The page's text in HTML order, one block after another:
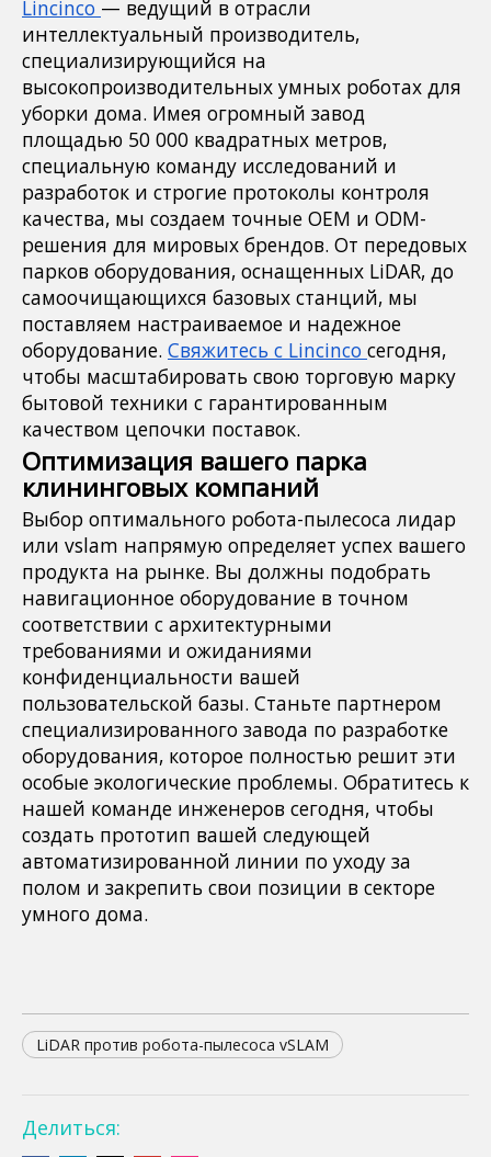
Lincinco — ведущий в отрасли
интеллектуальный производитель,
специализирующийся на
высокопроизводительных умных роботах для
уборки дома. Имея огромный завод
площадью 50 000 квадратных метров,
специальную команду исследований и
разработок и строгие протоколы контроля
качества, мы создаем точные OEM и ODM-
решения для мировых брендов. От передовых
парков оборудования, оснащенных LiDAR, до
самоочищающихся базовых станций, мы
поставляем настраиваемое и надежное
оборудование. Свяжитесь с Lincinco сегодня,
чтобы масштабировать свою торговую марку
бытовой техники с гарантированным
качеством цепочки поставок.
Оптимизация вашего парка
клининговых компаний
Выбор оптимального робота-пылесоса лидар
или vslam напрямую определяет успех вашего
продукта на рынке. Вы должны подобрать
навигационное оборудование в точном
соответствии с архитектурными
требованиями и ожиданиями
конфиденциальности вашей
пользовательской базы. Станьте партнером
специализированного завода по разработке
оборудования, которое полностью решит эти
особые экологические проблемы. Обратитесь к
нашей команде инженеров сегодня, чтобы
создать прототип вашей следующей
автоматизированной линии по уходу за
полом и закрепить свои позиции в секторе
умного дома.
LiDAR против робота-пылесоса vSLAM
Делиться: